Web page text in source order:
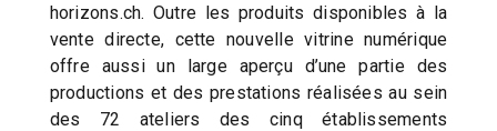
horizons.ch. Outre les produits disponibles à la
vente directe, cette nouvelle vitrine numérique
offre aussi un large aperçu d’une partie des
productions et des prestations réalisées au sein
des 72 ateliers des cinq établissements